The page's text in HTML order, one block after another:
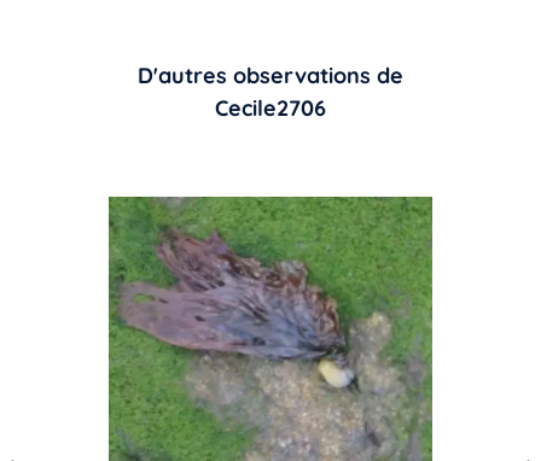
D'autres observations de
Cecile2706